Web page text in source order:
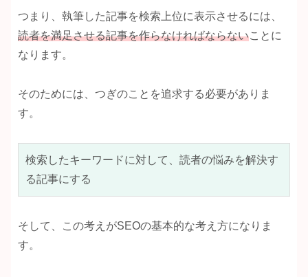
つまり、執筆した記事を検索上位に表示させるには、
読者を満足させる記事を作らなければならないことに
なります。
そのためには、つぎのことを追求する必要がありま
す。
検索したキーワードに対して、読者の悩みを解決す
る記事にする
そして、この考えがSEOの基本的な考え方になりま
す。